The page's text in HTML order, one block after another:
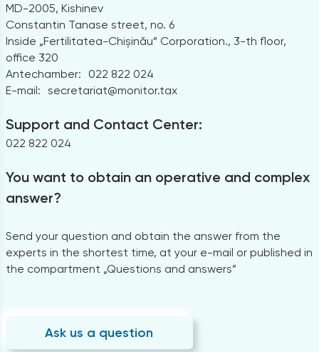
MD-2005, Kishinev
Constantin Tanase street, no. 6
Inside „Fertilitatea-Chișinău” Corporation., 3-th floor,
office 320
Antechamber:
022 822 024
E-mail: secretariat@monitor.tax
Support and Contact Center:
022 822 024
You want to obtain an operative and complex
answer?
Send your question and obtain the answer from the
experts in the shortest time, at your e-mail or published in
the compartment „Questions and answers”
Ask us a question